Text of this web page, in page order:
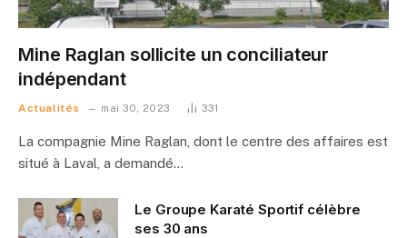
Mine Raglan sollicite un conciliateur
indépendant
Actualités mai 30, 2023 331
La compagnie Mine Raglan, dont le centre des affaires est
situé à Laval, a demandé…
Le Groupe Karaté Sportif célèbre
ses 30 ans